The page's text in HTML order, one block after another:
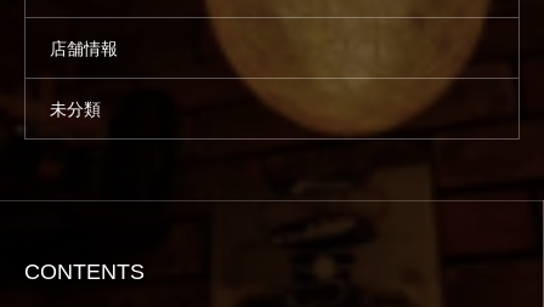
店舗情報
未分類
CONTENTS